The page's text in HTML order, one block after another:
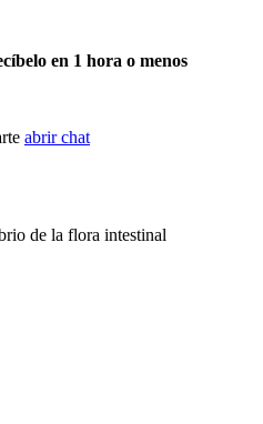
en 1 hora o menos
abrir chat
de la flora intestinal